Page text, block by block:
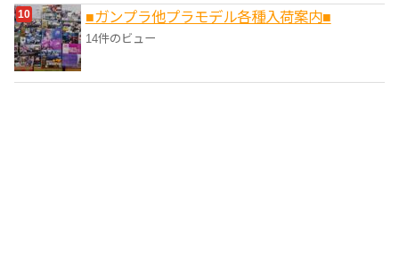
■ガンプラ他プラモデル各種入荷案内■
14件のビュー